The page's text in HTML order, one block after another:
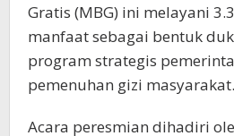
Gratis (MBG) ini melayani
manfaat sebagai bentuk
program strategis
pemenuhan gizi masyarakat.
Acara peresmian dihadiri